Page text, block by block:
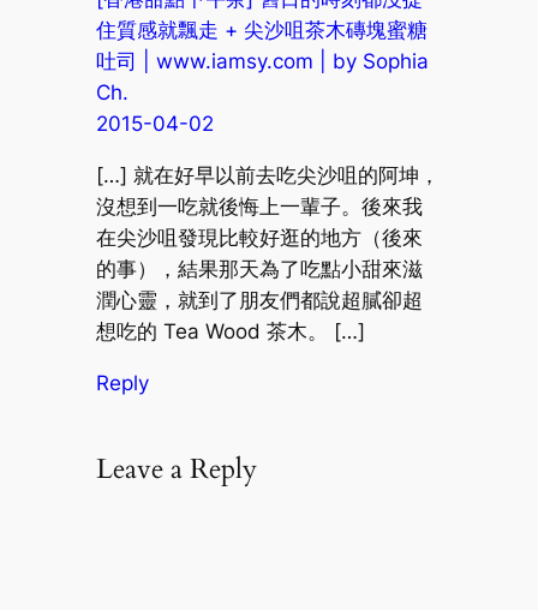
住質感就飄走 + 尖沙咀茶木磚塊蜜糖
吐司 | www.iamsy.com | by Sophia
Ch.
2015-04-02
[…] 就在好早以前去吃尖沙咀的阿坤，
沒想到一吃就後悔上一輩子。後來我
在尖沙咀發現比較好逛的地方（後來
的事），結果那天為了吃點小甜來滋
潤心靈，就到了朋友們都說超膩卻超
想吃的 Tea Wood 茶木。 […]
Reply
Leave a Reply